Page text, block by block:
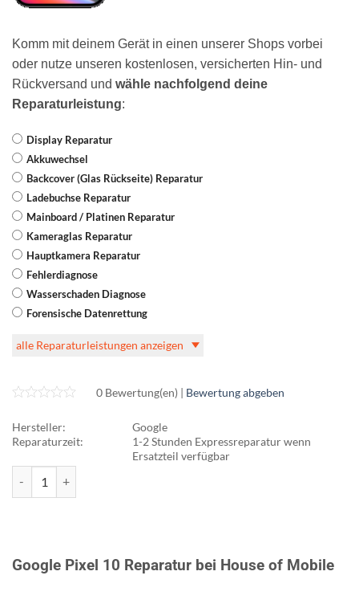
Komm mit deinem Gerät in einen unserer Shops vorbei
oder nutze unseren kostenlosen, versicherten Hin- und
Rückversand und wähle nachfolgend deine
Reparaturleistung:
Display Reparatur
Akkuwechsel
Backcover (Glas Rückseite) Reparatur
Ladebuchse Reparatur
Mainboard / Platinen Reparatur
Kameraglas Reparatur
Hauptkamera Reparatur
Fehlerdiagnose
Wasserschaden Diagnose
Forensische Datenrettung
alle Reparaturleistungen anzeigen
0 Bewertung(en) | Bewertung abgeben
Hersteller:
Google
Reparaturzeit:
1-2 Stunden Expressreparatur wenn
Ersatzteil verfügbar
Google Pixel 10 Reparatur bei House of Mobile